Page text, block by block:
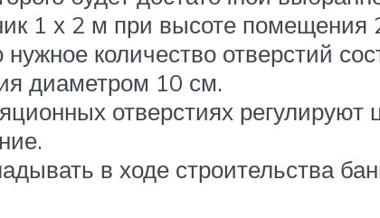
1 х 2 м при высоте
количество отверстий
диаметром 10 см.
отверстиях регулируют
в ходе строительства